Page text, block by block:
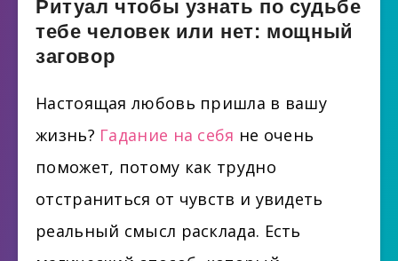
Ритуал чтобы узнать по судьбе
тебе человек или нет: мощный
заговор
Настоящая любовь пришла в вашу
жизнь? Гадание на себя не очень
поможет, потому как трудно
отстраниться от чувств и увидеть
реальный смысл расклада. Есть